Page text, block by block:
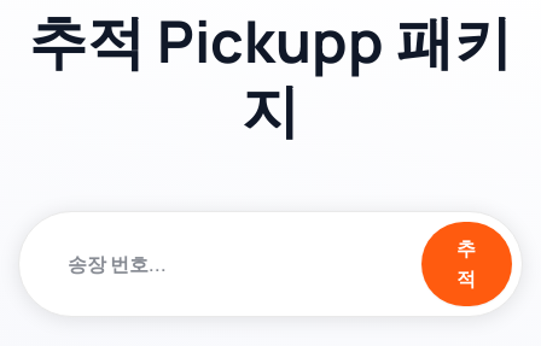
추적 Pickupp 패키
지
추
적